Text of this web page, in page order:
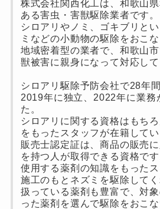
株式会社関西化工は、和歌山
ある害虫・害獣駆除業者です。
シロアリやノミ、ゴキブリと
ミなどの小動物の駆除をおこな
地域密着型の業者で、和歌山
獣被害に親身になって対応して
シロアリ駆除予防会社で28年
2019年に独立、2022年に業務
た。
シロアリに関する資格はもち
をもったスタッフが在籍してい
販売士認定証は、商品の販売
を持つ人が取得できる資格です
使用する薬剤の知識をもった
施工のもとネズミを駆除してく
扱っている薬剤も豊富で、対
った薬剤を選んで駆除をおこな